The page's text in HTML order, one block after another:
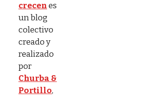
crecenes
un blog
colectivo
creado y
realizado
por
Churba &
Portillo,